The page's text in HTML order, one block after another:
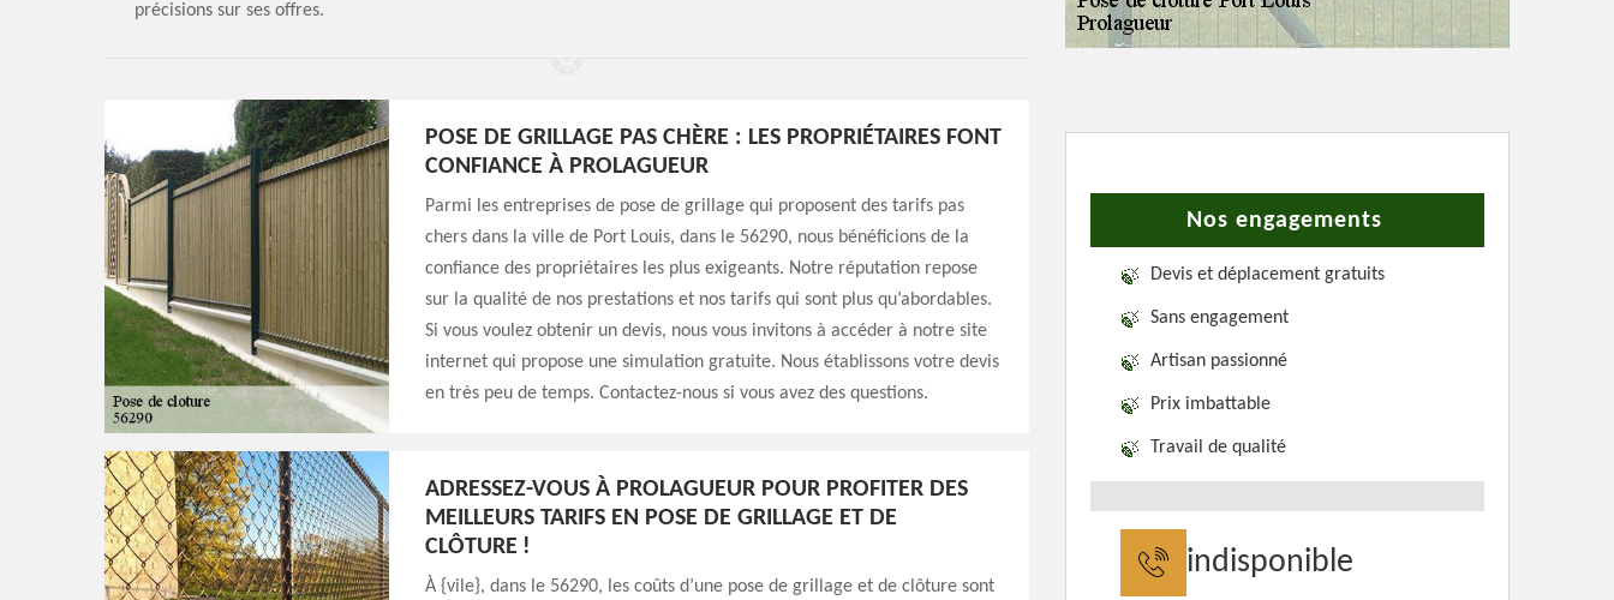
précisions sur ses offres.
POSE DE GRILLAGE PAS CHÈRE : LES PROPRIÉTAIRES FONT
CONFIANCE À PROLAGUEUR
Parmi les entreprises de pose de grillage qui proposent des tarifs pas
chers dans la ville de Port Louis, dans le 56290, nous bénéficions de la
confiance des propriétaires les plus exigeants. Notre réputation repose
sur la qualité de nos prestations et nos tarifs qui sont plus qu’abordables.
Si vous voulez obtenir un devis, nous vous invitons à accéder à notre site
internet qui propose une simulation gratuite. Nous établissons votre devis
en très peu de temps. Contactez-nous si vous avez des questions.
ADRESSEZ-VOUS À PROLAGUEUR POUR PROFITER DES
MEILLEURS TARIFS EN POSE DE GRILLAGE ET DE
CLÔTURE !
À {vile}, dans le 56290, les coûts d’une pose de grillage et de clôture sont
Nos engagements
Devis et déplacement gratuits
Sans engagement
Artisan passionné
Prix imbattable
Travail de qualité
indisponible